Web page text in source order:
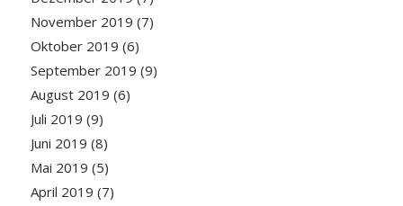
November 2019 (7)
Oktober 2019 (6)
September 2019 (9)
August 2019 (6)
Juli 2019 (9)
Juni 2019 (8)
Mai 2019 (5)
April 2019 (7)